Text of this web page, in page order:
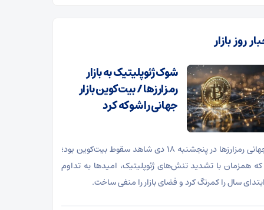
روز بازار
شوک ژئوپلیتیک به بازار
رمزارزها / بیت‌کوین بازار
جهانی را شوکه کرد
بازار جهانی رمزارزها در پنجشنبه ۱۸ دی شاهد سقوط بیت‌کوین بود؛
همزمان با تشدید تنش‌های ژئوپلیتیک، امیدها به تداوم
سال را کمرنگ کرد و فضای بازار را منفی ساخت.